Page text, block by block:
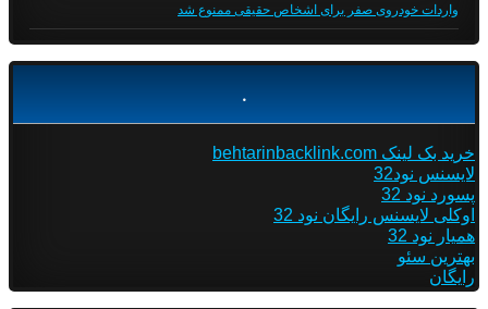
واردات خودروی صفر برای اشخاص حقیقی ممنوع شد
.
خرید بک لینک behtarinbacklink.com
لایسنس نود32
پسورد نود 32
اوکلی لایسنس رایگان نود 32
همیار نود 32
بهترین سئو
رایگان